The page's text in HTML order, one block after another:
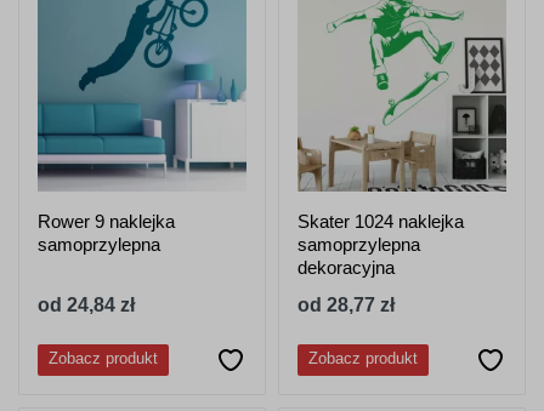
Rower 9 naklejka
samoprzylepna
od 24,84 zł
Zobacz produkt
Skater 1024 naklejka
samoprzylepna
dekoracyjna
od 28,77 zł
Zobacz produkt